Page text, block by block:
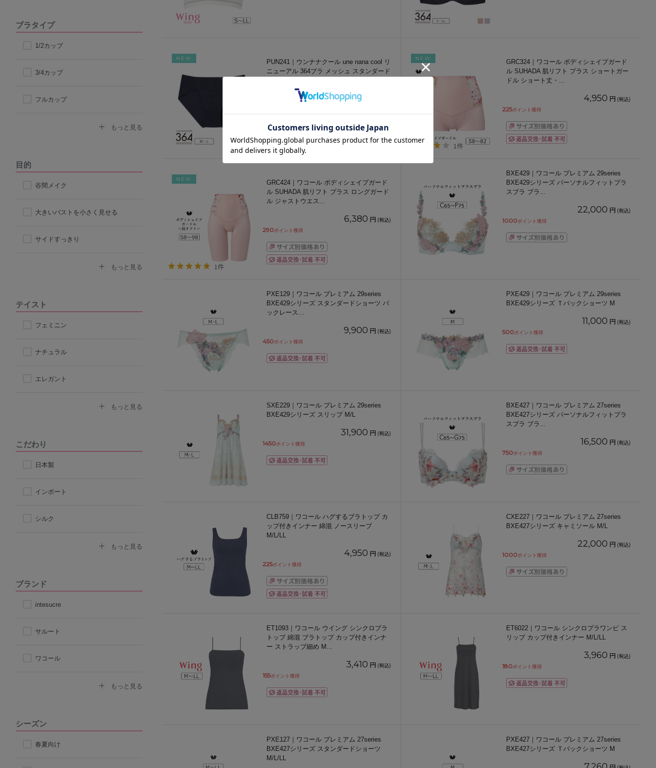
ブラタイプ
1/2カップ
3/4カップ
フルカップ
4/5カップ
もっと見る
目的
谷間メイク
大きいバストを小さく見せる
サイドすっきり
ストラップレス
もっと見る
テイスト
フェミニン
ナチュラル
エレガント
もっと見る
こだわり
日本製
インポート
シルク
もっと見る
ブランド
intesucre
サルート
ワコール
もっと見る
シーズン
春夏向け
NEW
PUN241｜ウンナナクール une nana cool リ
ニューアル 364ブラ メッシュ スタンダード
2,200
NEW
GRC324｜ワコール ボディシェイプガード
ル SUHADA 肌リフト プラス ショートガー
ドル ショート丈・ ...
1件
4,950 円 (税込)
225ポイント獲得
NEW
GRC424｜ワコール ボディシェイプガード
ル SUHADA 肌リフト プラス ロングガード
ル ジャストウエス ...
1件
6,380 円 (税込)
290ポイント獲得
BXE429｜ワコール プレミアム 29series
BXE429シリーズ パーソナルフィットプラ
スブラ ブラ ...
22,000 円 (税込)
1000ポイント獲得
PXE129｜ワコール プレミアム 29series
BXE429シリーズ スタンダードショーツ バ
ックレース ...
9,900 円 (税込)
450ポイント獲得
PXE429｜ワコール プレミアム 29series
BXE429シリーズ Ｔバックショーツ M
11,000 円 (税込)
500ポイント獲得
SXE229｜ワコール プレミアム 29series
BXE429シリーズ スリップ M/L
31,900 円 (税込)
1450ポイント獲得
BXE427｜ワコール プレミアム 27series
BXE427シリーズ パーソナルフィットプラ
スブラ ブラ ...
16,500 円 (税込)
750ポイント獲得
CLB759｜ワコール ハグするブラトップ カ
ップ付きインナー 綿混 ノースリーブ
M/L/LL
4,950 円 (税込)
225ポイント獲得
CXE227｜ワコール プレミアム 27series
BXE427シリーズ キャミソール M/L
22,000 円 (税込)
1000ポイント獲得
ET1093｜ワコール ウイング シンクロブラ
トップ 綿混 ブラトップ カップ付きインナ
ー ストラップ細め M ...
3,410 円 (税込)
155ポイント獲得
ET6022｜ワコール シンクロブラワンピ ス
リップ カップ付きインナー M/L/LL
3,960 円 (税込)
180ポイント獲得
PXE127｜ワコール プレミアム 27series
BXE427シリーズ スタンダードショーツ
M/L/LL
PXE427｜ワコール プレミアム 27series
BXE427シリーズ Ｔバックショーツ M